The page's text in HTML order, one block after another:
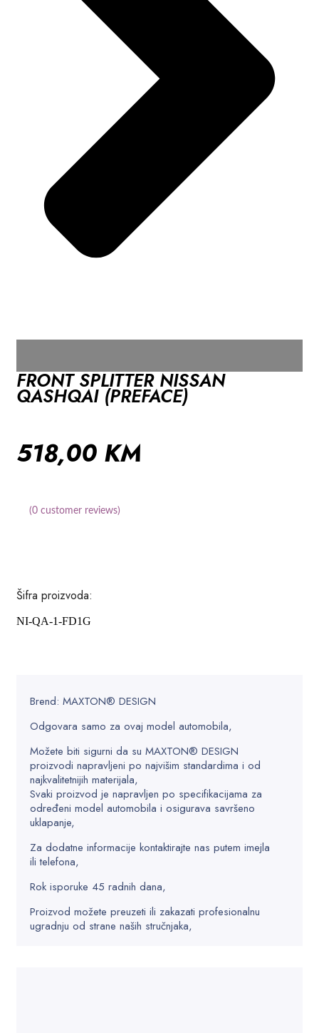
FRONT SPLITTER NISSAN
QASHQAI (PREFACE)
518,00 KM
(0 customer reviews)
Šifra proizvoda:
NI-QA-1-FD1G
Brend: MAXTON® DESIGN
Odgovara samo za ovaj model automobila,
Možete biti sigurni da su MAXTON® DESIGN
proizvodi napravljeni po najvišim standardima i od
najkvalitetnijih materijala,
Svaki proizvod je napravljen po specifikacijama za
određeni model automobila i osigurava savršeno
uklapanje,
Za dodatne informacije kontaktirajte nas putem imejla
ili telefona,
Rok isporuke 45 radnih dana,
Proizvod možete preuzeti ili zakazati profesionalnu
ugradnju od strane naših stručnjaka,